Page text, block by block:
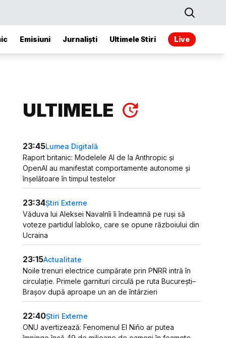
Emisiuni Jurnaliști Ultimele Stiri Live
ULTIMELE
23:45Lumea Digitală
Raport britanic: Modelele AI de la Anthropic și
OpenAI au manifestat comportamente autonome și
înșelătoare în timpul testelor
23:34Știri Externe
Văduva lui Aleksei Navalnîi îi îndeamnă pe ruși să
voteze partidul Iabloko, care se opune războiului din
Ucraina
23:15Actualitate
Noile trenuri electrice cumpărate prin PNRR intră în
circulație. Primele garnituri circulă pe ruta București–
Brașov după aproape un an de întârzieri
22:40Știri Externe
ONU avertizează: Fenomenul El Niño ar putea